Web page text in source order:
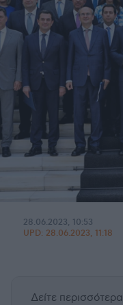
28.06.2023, 10:53
UPD: 28.06.2023, 11:18
Δείτε